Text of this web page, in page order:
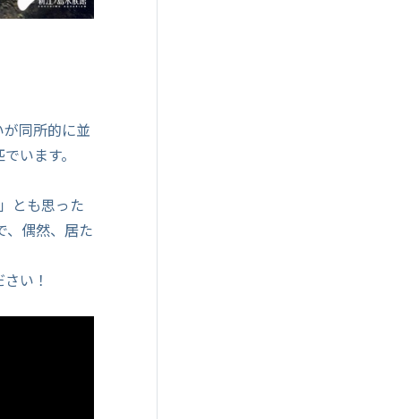
同所的に並
います。
とも思った
、偶然、居た
い！